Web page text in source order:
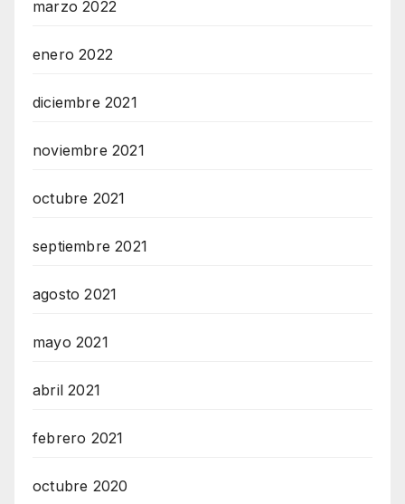
marzo 2022
enero 2022
diciembre 2021
noviembre 2021
octubre 2021
septiembre 2021
agosto 2021
mayo 2021
abril 2021
febrero 2021
octubre 2020